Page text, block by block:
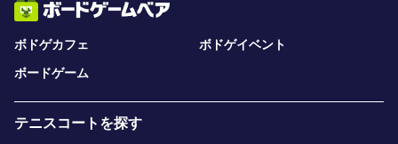
ボドゲカフェ
ボドゲイベント
ボードゲーム
テニスコートを探す